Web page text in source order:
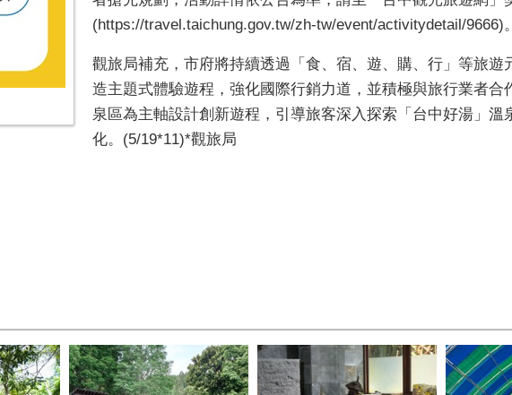
(https://travel.taichung.gov.tw/zh-tw/event/activitydetail/9666)。
觀旅局補充，市府將持續透過「食、宿、遊、購、行」等旅遊
造主題式體驗遊程，強化國際行銷力道，並積極與旅行業者合
泉區為主軸設計創新遊程，引導旅客深入探索「台中好湯」溫
化。(5/19*11)*觀旅局